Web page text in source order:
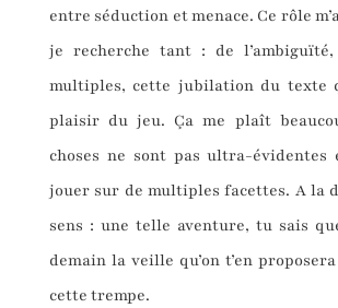
entre séduction et menace. Ce rôle
je recherche tant : de
multiples, cette jubilation du texte
plaisir du jeu. Ça me plaît
choses ne sont pas ultra-évidentes
jouer sur de multiples facettes. A la
sens : une telle aventure, tu sais
demain la veille qu’on t’en
cette trempe.